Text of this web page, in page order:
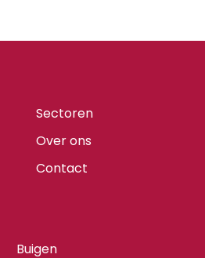
Sectoren
Over ons
Contact
Buigen